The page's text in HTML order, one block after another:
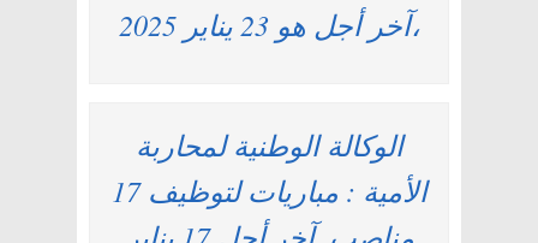
،آخر أجل هو 23 يناير 2025
الوكالة الوطنية لمحاربة
الأمية : مباريات لتوظيف 17